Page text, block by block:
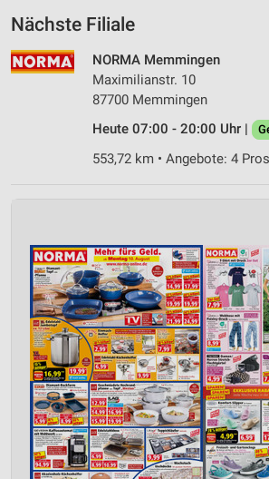
Nächste Filiale
NORMA Memmingen
Maximilianstr. 10
87700 Memmingen
Heute 07:00 - 20:00 Uhr |
553,72 km • Angebote: 4